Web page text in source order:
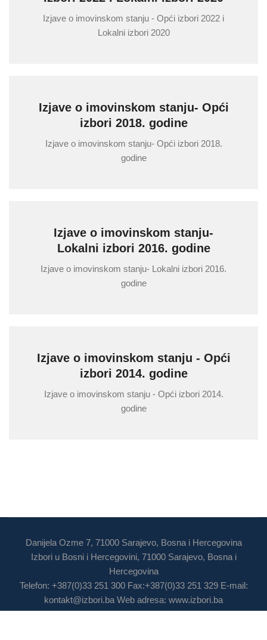
Izjave o imovinskom stanju - Opći izbori 2022 i
Lokalni izbori 2020
Izjave o imovinskom stanju- Opći
izbori 2018. godine
Izjave o imovinskom stanju- Opći izbori 2018.
godine
Izjave o imovinskom stanju-
Lokalni izbori 2016. godine
Izjave o imovinskom stanju- Lokalni izbori 2016.
godine
Izjave o imovinskom stanju - Opći
izbori 2014. godine
Izjave o imovinskom stanju - Opći izbori 2014.
godine
Danijela Ozme 7, 71000 Sarajevo, Bosna i Hercegovina
Izbori u Bosni i Hercegovini, 71000 Sarajevo, Bosna i
Hercegovina
Telefon: +387(0)33 251 300 Fax:+387(0)33 251 329 E-mail:
kontakt@izbori.ba Web adresa: www.izbori.ba